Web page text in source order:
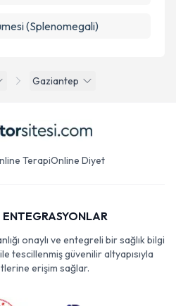
Gaziantep
(Splenomegali)
TerapiOnline Diyet
ENTEGRASYONLAR
onaylı ve entegreli bir sağlık bilgi
tescillenmiş güvenilir altyapısıyla
erişim sağlar.